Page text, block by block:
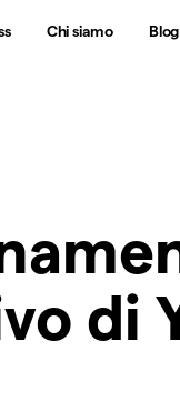
Chi siamo Blog
di